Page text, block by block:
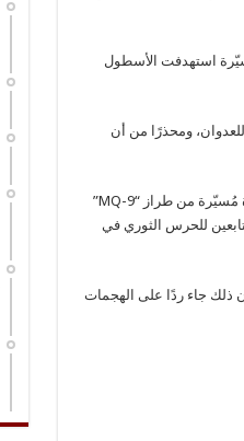
استهدفت الأسطول
ومحذرًا من أن
وأشار الحرس الثوري إلى أنه خلال المعارك الجوية الدائرة في مضيق هرمز، تعرضت طائرة مُسيّرة من طراز “MQ-9”
للحرس الثوري في
ذلك جاء ردًا على الهجمات